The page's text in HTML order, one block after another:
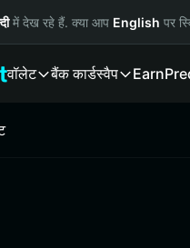
में देख रहे हैं. क्या आप English पर
वॉलेट बैंक कार्डस्वैप Earn